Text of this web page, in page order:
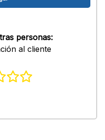
personas:
al cliente